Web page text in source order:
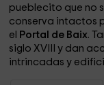
pueblecito que no
conserva intactos
el
Portal de Baix.
siglo XVIII y dan
intrincadas y